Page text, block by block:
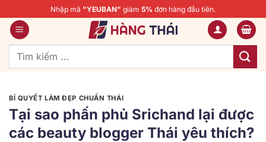
qua
nội
dung
Nhập mã "YEUBAN" giảm 5% đơn hàng đầu tiên.
Tìm
BÍ QUYẾT LÀM ĐẸP CHUẨN THÁI
Tại sao phấn phủ Srichand lại được
các beauty blogger Thái yêu thích?